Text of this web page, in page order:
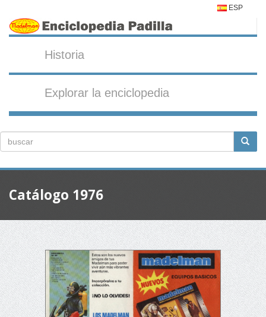
ESP
Historia
Explorar la enciclopedia
Catálogo 1976